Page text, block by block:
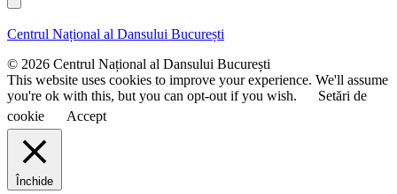
ln
m
m
e
Centrul Național al Dansului București
© 2026 Centrul Național al Dansului București
This website uses cookies to improve your experience. We'll assume
you're ok with this, but you can opt-out if you wish.
Setări de
cookie
Accept
Închide